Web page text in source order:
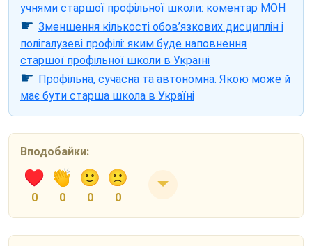
учнями старшої профільної школи: коментар МОН
☛ Зменшення кількості обов’язкових дисциплін і
полігалузеві профілі: яким буде наповнення
старшої профільної школи в Україні
☛ Профільна, сучасна та автономна. Якою може й
має бути старша школа в Україні
Вподобайки:
0 0 0 0